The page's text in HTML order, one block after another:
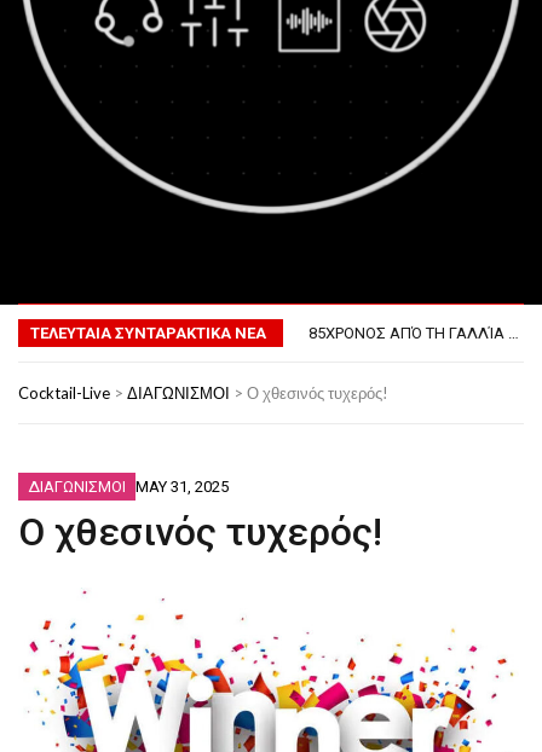
ΤΕΛΕΥΤΑΙΑ ΣΥΝΤΑΡΑΚΤΙΚΑ ΝΕΑ
ΦΟΒΕΡΆ ΔΏΡΑ ΓΙΑ ΤΟ ΕΠΌΜΕΝΟ ΔΕΚΑΉΜΕΡΟ!
85ΧΡΟΝΟΣ ΑΠΌ ΤΗ ΓΑΛΛΊΑ ΛΌΓΩ GPS ΚΑΤΈΛΗΞΕ ΣΤΗΝ… ΚΡΟΑΤΊΑ!
Cocktail-Live > ΔΙΑΓΩΝΙΣΜΟΙ > Ο χθεσινός τυχερός!
ΔΙΑΓΩΝΙΣΜΟΙ MAY 31, 2025
Ο χθεσινός τυχερός!